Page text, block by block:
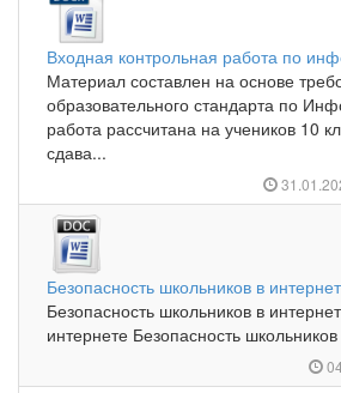
Входная контрольная работа по
Материал составлен на основе
образовательного стандарта по
работа рассчитана на учеников 10
сдава...
Безопасность школьников в
Безопасность школьников в
интернете Безопасность